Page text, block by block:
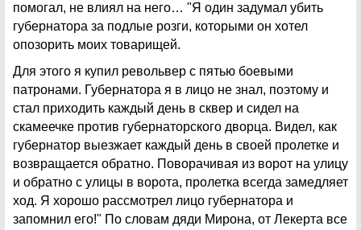
помогал, не влиял на него… "Я один задумал убить
губернатора за подлые розги, которыми он хотел
опозорить моих товарищей.
Для этого я купил револьвер с пятью боевыми
патронами. Губернатора я в лицо не знал, поэтому и
стал приходить каждый день в сквер и сидел на
скамеечке против губернаторского дворца. Видел, как
губернатор выезжает каждый день в своей пролетке и
возвращается обратно. Поворачивая из ворот на улицу
и обратно с улицы в ворота, пролетка всегда замедляет
ход. Я хорошо рассмотрел лицо губернатора и
запомнил его!" По словам дяди Мирона, от Лекерта все